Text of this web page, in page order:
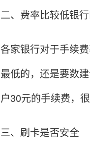
二、费率比较低银
各家银行对于手续
最低的，还是要数
户30元的手续费，很
三、刷卡是否安全